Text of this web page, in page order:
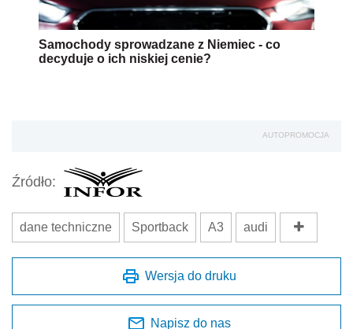
Samochody sprowadzane z Niemiec - co
decyduje o ich niskiej cenie?
AUTOPROMOCJA
Źródło:
dane techniczne Sportback A3 audi
Wersja do druku
Napisz do nas